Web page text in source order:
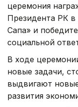
церемония
Президента РК в
Сапа» и
социальной
В ходе
новые задачи,
выдвигают
развития